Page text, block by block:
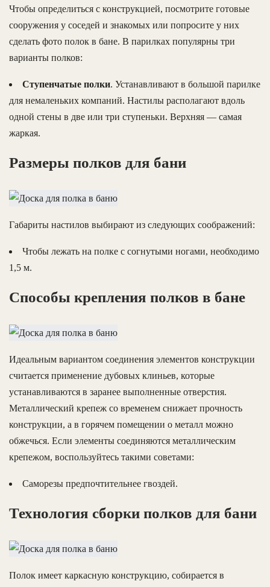
Чтобы определиться с конструкцией, посмотрите готовые
сооружения у соседей и знакомых или попросите у них
сделать фото полок в бане. В парилках популярны три
варианты полков:
Ступенчатые полки. Устанавливают в большой парилке
для немаленьких компаний. Настилы располагают вдоль
одной стены в две или три ступеньки. Верхняя — самая
жаркая.
Размеры полков для бани
Габариты настилов выбирают из следующих соображений:
Чтобы лежать на полке с согнутыми ногами, необходимо
1,5 м.
Способы крепления полков в бане
Идеальным вариантом соединения элементов конструкции
считается применение дубовых клиньев, которые
устанавливаются в заранее выполненные отверстия.
Металлический крепеж со временем снижает прочность
конструкции, а в горячем помещении о металл можно
обжечься. Если элементы соединяются металлическим
крепежом, воспользуйтесь такими советами:
Саморезы предпочтительнее гвоздей.
Технология сборки полков для бани
Полок имеет каркасную конструкцию, собирается в